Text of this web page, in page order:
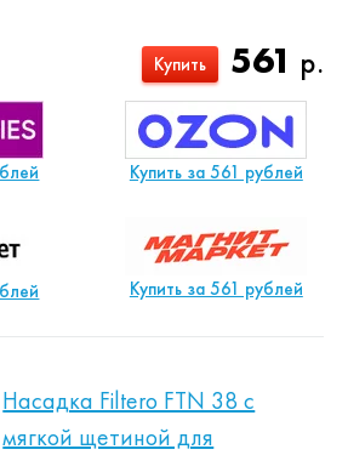
561 р.
Купить
Купить за 561 рублей
Купить за 561 рублей
Насадка Filtero FTN 38 с
мягкой щетиной для